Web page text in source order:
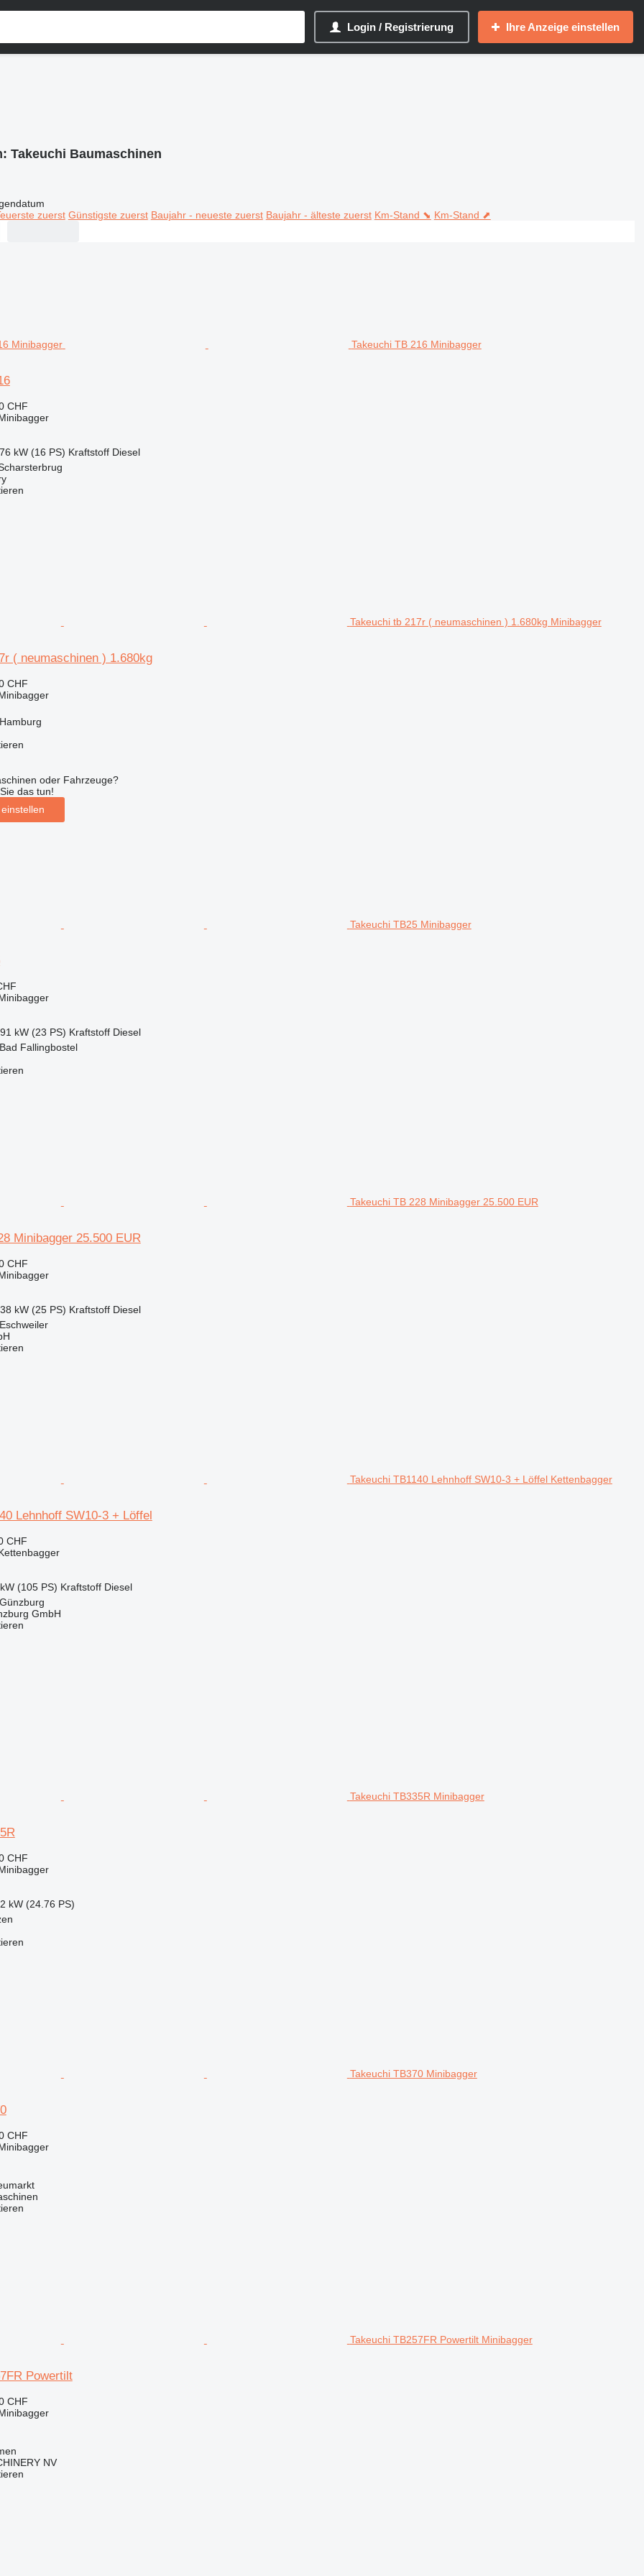
Login / Registrierung Ihre Anzeige einstellen
Takeuchi Baumaschinen
zuerst Günstigste zuerst Baujahr - neueste zuerst Baujahr - älteste zuerst Km-Stand ⬊ Km-Stand ⬈
Takeuchi TB 216 Minibagger
CHF
kW (16 PS) Kraftstoff Diesel
Takeuchi tb 217r ( neumaschinen ) 1.680kg Minibagger
( neumaschinen ) 1.680kg
CHF
oder Fahrzeuge?
das tun!
Takeuchi TB25 Minibagger
kW (23 PS) Kraftstoff Diesel
Fallingbostel
Takeuchi TB 228 Minibagger 25.500 EUR
Minibagger 25.500 EUR
CHF
kW (25 PS) Kraftstoff Diesel
Takeuchi TB1140 Lehnhoff SW10-3 + Löffel Kettenbagger
Lehnhoff SW10-3 + Löffel
CHF
(105 PS) Kraftstoff Diesel
GmbH
Takeuchi TB335R Minibagger
CHF
kW (24.76 PS)
Takeuchi TB370 Minibagger
CHF
Takeuchi TB257FR Powertilt Minibagger
Powertilt
CHF
NV